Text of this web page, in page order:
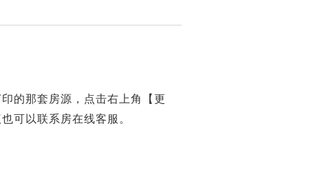
的那套房源，点击右上角【更
可以联系房在线客服。